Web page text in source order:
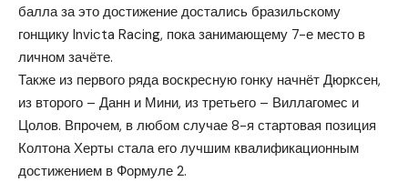
балла за это достижение достались бразильскому
гонщику Invicta Racing, пока занимающему 7-е место в
личном зачёте.
Также из первого ряда воскресную гонку начнёт Дюрксен,
из второго – Данн и Мини, из третьего – Виллагомес и
Цолов. Впрочем, в любом случае 8-я стартовая позиция
Колтона Херты стала его лучшим квалификационным
достижением в Формуле 2.